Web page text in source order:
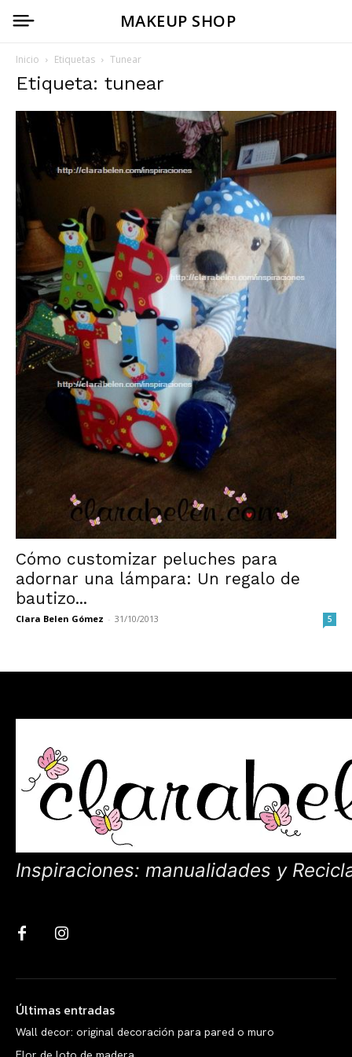
MAKEUP SHOP
Inicio Etiquetas Tunear
Etiqueta: tunear
Cómo customizar peluches para
adornar una lámpara: Un regalo de
bautizo...
Clara Belen Gómez - 31/10/2013 5
Inspiraciones: manualidades y
Últimas entradas
Wall decor: original decoración para pared o muro